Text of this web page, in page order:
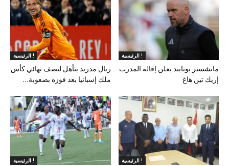
الرئيسية !
ريال مدريد يتأهل لنصف نهائي كأس
ملك إسبانيا بعد فوزه بصعوبة...
الرئيسية !
مانشستر يونايتد يعلن إقالة المدرب
إريك تين هاغ
الرئيسية ! الرئيسية !